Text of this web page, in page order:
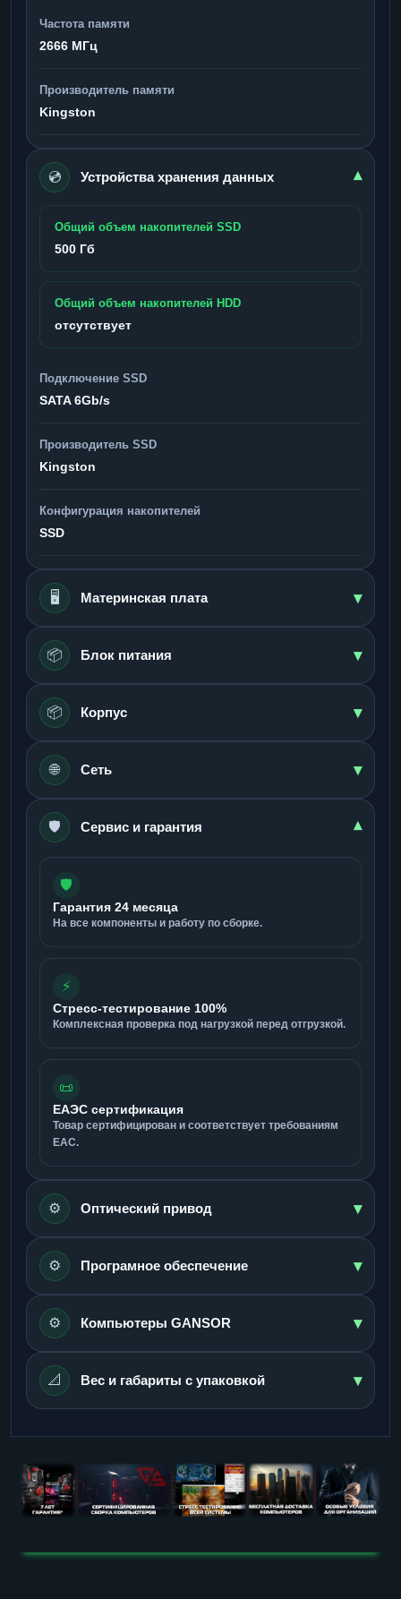
Частота памяти
2666 МГц
Производитель памяти
Kingston
💿 Устройства хранения данных ▾
Общий объем накопителей SSD
500 Гб
Общий объем накопителей HDD
отсутствует
Подключение SSD
SATA 6Gb/s
Производитель SSD
Kingston
Конфигурация накопителей
SSD
🖥️ Материнская плата ▾
📦 Блок питания ▾
📦 Корпус ▾
🌐 Сеть ▾
🛡️ Сервис и гарантия ▾
🛡️
Гарантия 24 месяца
На все компоненты и работу по сборке.
⚡
Стресс-тестирование 100%
Комплексная проверка под нагрузкой перед отгрузкой.
📜
ЕАЭС сертификация
Товар сертифицирован и соответствует требованиям
ЕАС.
⚙️ Оптический привод ▾
⚙️ Програмное обеспечение ▾
⚙️ Компьютеры GANSOR ▾
📐 Вес и габариты с упаковкой ▾